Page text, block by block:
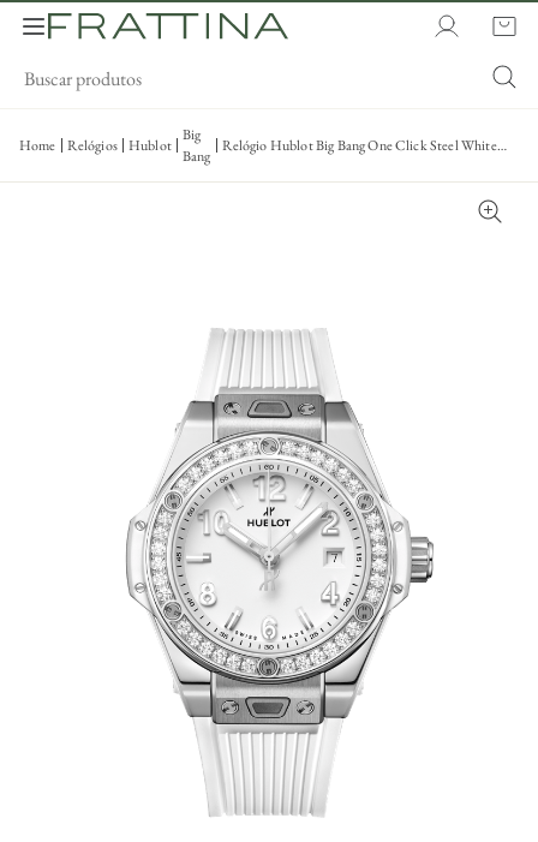
Home Relógios Hublot
Big
Bang
Relógio Hublot Big Bang One Click Steel White